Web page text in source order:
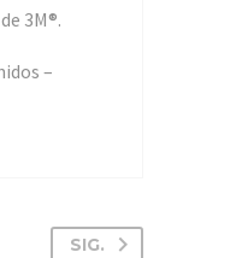
3M®.
–
SIG.